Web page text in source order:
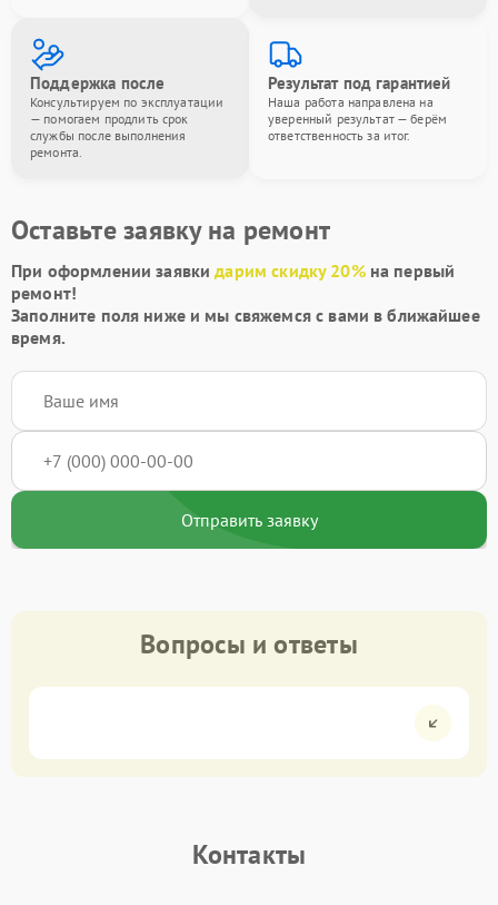
Поддержка после
Консультируем по эксплуатации
— помогаем продлить срок
службы после выполнения
ремонта.
Результат под гарантией
Наша работа направлена на
уверенный результат — берём
ответственность за итог.
Оставьте заявку на ремонт
При оформлении заявкидарим скидку 20%на первый
ремонт!
Заполните поля ниже и мы свяжемся с вами в ближайшее
время.
Отправить заявку
Вопросы и ответы
Контакты